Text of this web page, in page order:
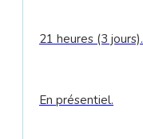
21 heures (3 jours).
En présentiel.